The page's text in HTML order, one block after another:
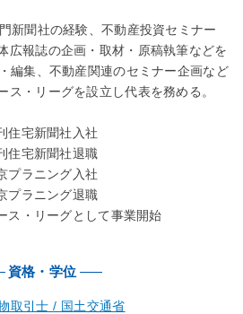
新聞社の経験、不動産投資セミナー
広報誌の企画・取材・原稿執筆などを
編集、不動産関連のセミナー企画など
ス・リーグを設立し代表を務める。
宅新聞社入社
宅新聞社退職
ラニング入社
ラニング退職
・リーグとして事業開始
資格・学位
取引士 / 国土交通省